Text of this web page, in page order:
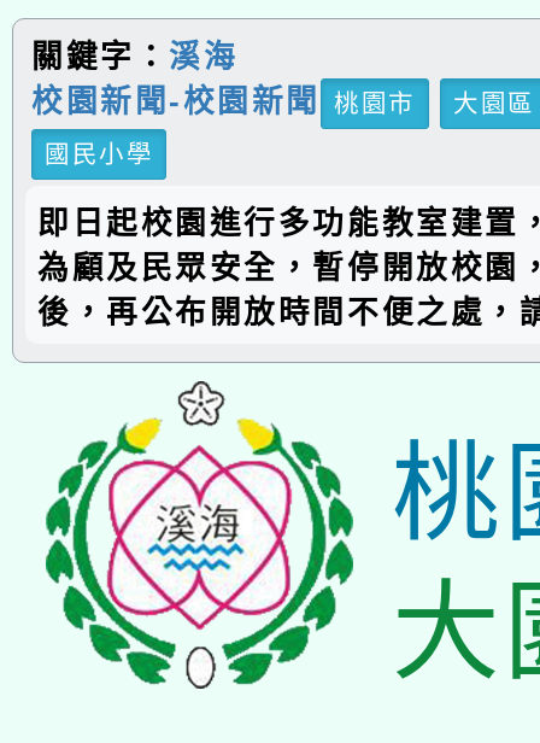
關鍵字： 溪海
校園新聞-校園新聞
桃園市
大園區
國民小學
即日起校園進行多功能教室建置
為顧及民眾安全，暫停開放校園
後，再公布開放時間不便之處，
桃
大